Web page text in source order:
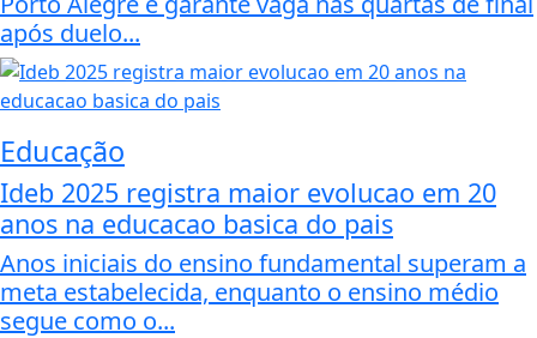
após duelo...
Educação
Ideb 2025 registra maior evolucao em 20
anos na educacao basica do pais
Anos iniciais do ensino fundamental superam a
meta estabelecida, enquanto o ensino médio
segue como o...